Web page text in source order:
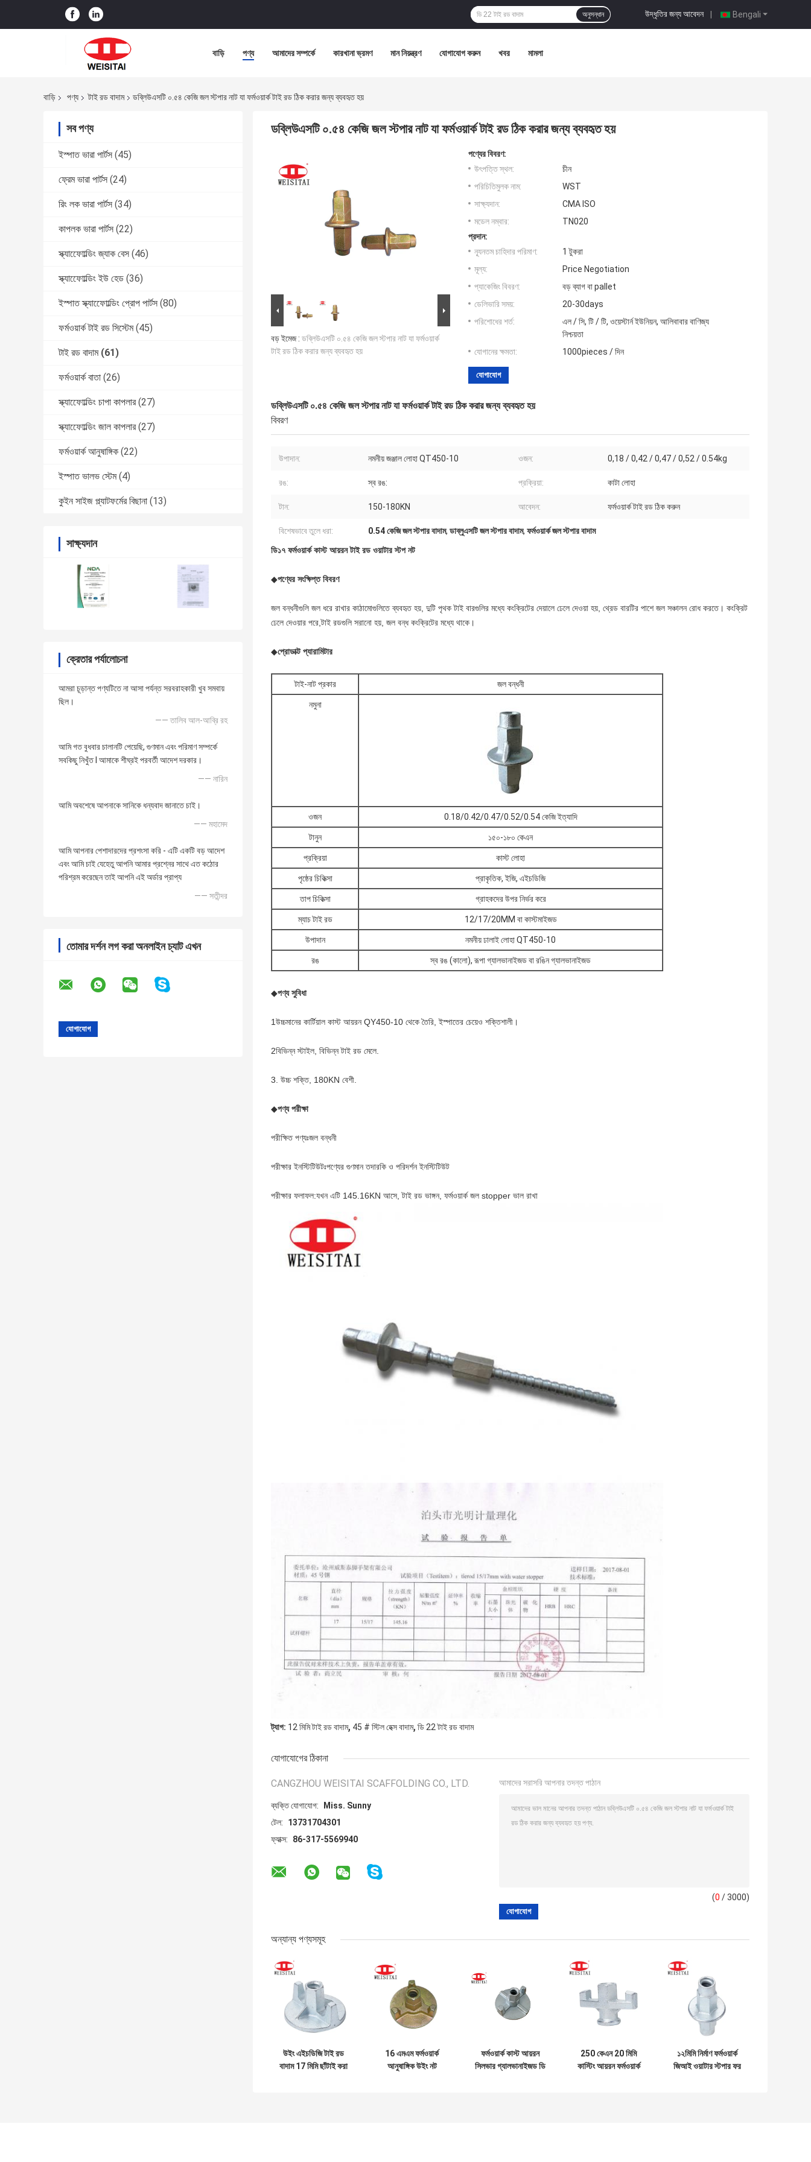
Bengali
উদ্ধৃতির জন্য আবেদন |
অনুসন্ধান
বাড়ি পণ্য আমাদের সম্পর্কে কারখানা ভ্রমণ মান নিয়ন্ত্রণ যোগাযোগ করুন খবর মামলা
বাড়ি পণ্য টাই রড বাদাম ডব্লিউএসটি ০.৫৪ কেজি জল স্টপার নাট যা ফর্মওয়ার্ক টাই রড ঠিক করার জন্য ব্যবহৃত হয়
সব পণ্য
ইস্পাত ভারা পার্টস (45)
ফ্রেম ভারা পার্টস (24)
রিং লক ভারা পার্টস (34)
কাপলক ভারা পার্টস (22)
স্ক্যাফোোল্ডিং জ্যাক বেস (46)
স্ক্যাফোোল্ডিং ইউ হেড (36)
ইস্পাত স্ক্যাফোোল্ডিং প্রোপ পার্টস (80)
ফর্মওয়ার্ক টাই রড সিস্টেম (45)
টাই রড বাদাম (61)
ফর্মওয়ার্ক বাতা (26)
স্ক্যাফোোল্ডিং চাপা কাপলার (27)
স্ক্যাফোোল্ডিং জাল কাপলার (27)
ফর্মওয়ার্ক আনুষাঙ্গিক (22)
ইস্পাত ভালভ স্টেম (4)
কুইন সাইজ প্ল্যাটফর্মের বিছানা (13)
সাক্ষ্যদান
ক্রেতার পর্যালোচনা
আমরা চূড়ান্ত পণ্যটিতে না আসা পর্যন্ত সরবরাহকারী খুব সমবায়
ছিল।
—— তালিব আল-আব্রি রহ
আমি গত বুধবার চালানটি পেয়েছি, গুণমান এবং পরিমাণ সম্পর্কে
সবকিছু নিখুঁত I আমাকে শীঘ্রই পরবর্তী আদেশ দরকার।
—— নারিন
আমি অবশেষে আপনাকে সানিকে ধন্যবাদ জানাতে চাই।
—— মহামেদ
আমি আপনার পেশাদারদের প্রশংসা করি - এটি একটি বড় আদেশ
এবং আমি চাই যেহেতু আপনি আমার প্রশ্নের সাথে এত কঠোর
পরিশ্রম করেছেন তাই আপনি এই অর্ডার প্রাপ্য
—— সতীন্দর
তোমার দর্শন লগ করা অনলাইন চ্যাট এখন
ডব্লিউএসটি ০.৫৪ কেজি জল স্টপার নাট যা ফর্মওয়ার্ক টাই রড ঠিক করার জন্য ব্যবহৃত হয়
বড় ইমেজ : ডব্লিউএসটি ০.৫৪ কেজি জল স্টপার নাট যা ফর্মওয়ার্ক
টাই রড ঠিক করার জন্য ব্যবহৃত হয়
পণ্যের বিবরণ:
উৎপত্তি স্থল:
চীন
পরিচিতিমুলক নাম:
WST
সাক্ষ্যদান:
CMA ISO
মডেল নম্বার:
TN020
প্রদান:
ন্যূনতম চাহিদার পরিমাণ:
1 টুকরা
মূল্য:
Price Negotiation
প্যাকেজিং বিবরণ:
বড় ব্যাগ বা pallet
ডেলিভারি সময়:
20-30days
পরিশোধের শর্ত:
এল / সি, টি / টি, ওয়েস্টার্ন ইউনিয়ন, আলিবাবার বাণিজ্য
নিশ্চয়তা
যোগানের ক্ষমতা:
1000pieces / দিন
যোগাযোগ
ডব্লিউএসটি ০.৫৪ কেজি জল স্টপার নাট যা ফর্মওয়ার্ক টাই রড ঠিক করার জন্য ব্যবহৃত হয়
বিবরণ
উপাদান: নমনীয় জঞ্জাল লোহা QT450-10 ওজন: 0,18 / 0,42 / 0,47 / 0,52 / 0.54kg
রঙ: স্ব রঙ: প্রক্রিয়া: কাটা লোহা
টান: 150-180KN আবেদন: ফর্মওয়ার্ক টাই রড ঠিক করুন
বিশেষভাবে তুলে ধরা: 0.54 কেজি জল স্টপার বাদাম, ডাব্লুএসটি জল স্টপার বাদাম, ফর্মওয়ার্ক জল স্টপার বাদাম
ডি১৭ ফর্মওয়ার্ক কাস্ট আয়রন টাই রড ওয়াটার স্টপ নট
◆পণ্যের সংক্ষিপ্ত বিবরণ
জল বন্ধনীগুলি জল ধরে রাখার কাঠামোগুলিতে ব্যবহৃত হয়, দুটি পৃথক টাই বারগুলির মধ্যে কংক্রিটের দেয়ালে ঢেলে দেওয়া হয়, থ্রেড বারটির পাশে জল সঞ্চালন রোধ করতে। কংক্রিট
ঢেলে দেওয়ার পরে,টাই রডগুলি সরানো হয়, জল বন্ধ কংক্রিটের মধ্যে থাকে।
◆প্রোডাক্ট প্যারামিটার
টাই-নাট প্রকার জল বন্ধনী
নমুনা
ওজন 0.18/0.42/0.47/0.52/0.54 কেজি ইত্যাদি
টানুন ১৫০-১৮০ কেএন
প্রক্রিয়া কাস্ট লোহা
পৃষ্ঠের চিকিত্সা প্রাকৃতিক, ইজি, এইচডিজি
তাপ চিকিত্সা গ্রাহকদের উপর নির্ভর করে
ম্যাচ টাই রড 12/17/20MM বা কাস্টমাইজড
উপাদান নমনীয় ঢালাই লোহা QT450-10
রঙ স্ব রঙ (কালো), রূপা গ্যালভানাইজড বা রঙিন গ্যালভানাইজড
◆পণ্য সুবিধা
1উচ্চমানের কার্টিয়াল কাস্ট আয়রন QY450-10 থেকে তৈরি, ইস্পাতের চেয়েও শক্তিশালী।
2বিভিন্ন স্টাইল, বিভিন্ন টাই রড মেলে.
3. উচ্চ শক্তি, 180KN বেশী.
◆পণ্য পরীক্ষা
পরীক্ষিত পণ্যঃজল বন্ধনী
পরীক্ষার ইনস্টিটিউটঃপণ্যের গুণমান তদারকি ও পরিদর্শন ইনস্টিটিউট
পরীক্ষার ফলাফল:যখন এটি 145.16KN আসে, টাই রড ভাঙ্গন, ফর্মওয়ার্ক জল stopper ভাল রাখা
ট্যাগ: 12 মিমি টাই রড বাদাম, 45 # স্টিল হেক্স বাদাম, ডি 22 টাই রড বাদাম
যোগাযোগের ঠিকানা
CANGZHOU WEISITAI SCAFFOLDING CO., LTD.
ব্যক্তি যোগাযোগ:
Miss. Sunny
টেল:
13731704301
ফ্যাক্স:
86-317-5569940
আমাদের সরাসরি আপনার তদন্ত পাঠান
(0 / 3000)
অন্যান্য পণ্যসমূহ
উইং এইচডিজি টাই রড
বাদাম 17 মিমি ছাঁটাই করা
16 এমএম ফর্মওয়ার্ক
আনুষাঙ্গিক উইং নট
ফর্মওয়ার্ক কাস্ট আয়রন
সিলভার গ্যালভানাইজড ডি
250 কেএন 20 মিমি
কাস্টিং আয়রন ফর্মওয়ার্ক
১২মিমি নির্মাণ ফর্মওয়ার্ক
জিআই ওয়াটার স্টপার ফর